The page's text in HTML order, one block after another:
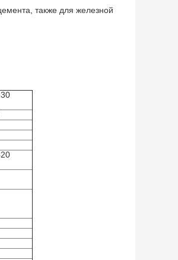
также для железной